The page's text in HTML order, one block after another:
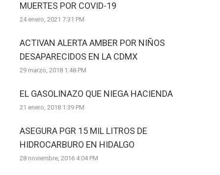
MUERTES POR COVID-19
24 enero, 2021 7:31 PM
ACTIVAN ALERTA AMBER POR NIÑOS
DESAPARECIDOS EN LA CDMX
29 marzo, 2018 1:48 PM
EL GASOLINAZO QUE NIEGA HACIENDA
21 enero, 2018 1:39 PM
ASEGURA PGR 15 MIL LITROS DE
HIDROCARBURO EN HIDALGO
28 noviembre, 2016 4:04 PM